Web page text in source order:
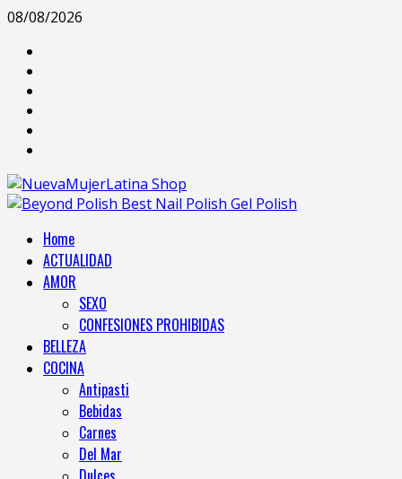
08/08/2026
Home
ACTUALIDAD
AMOR
SEXO
CONFESIONES PROHIBIDAS
BELLEZA
COCINA
Antipasti
Bebidas
Carnes
Del Mar